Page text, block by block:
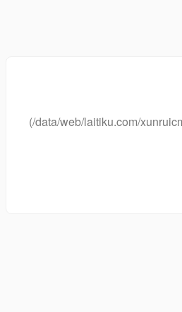
(/data/web/laitiku.com/